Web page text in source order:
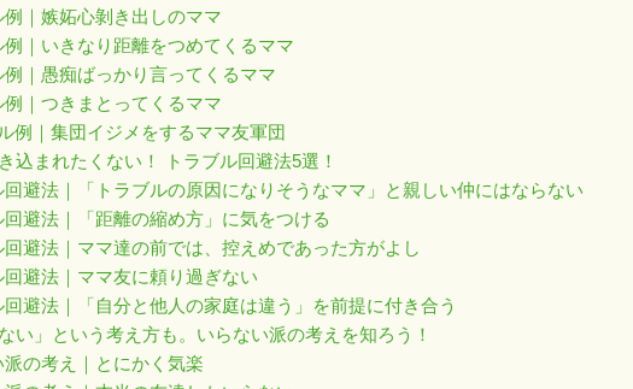
｜嫉妬心剝き出しのママ
｜いきなり距離をつめてくるママ
｜愚痴ばっかり言ってくるママ
｜つきまとってくるママ
例｜集団イジメをするママ友軍団
込まれたくない！ トラブル回避法5選！
避法｜「トラブルの原因になりそうなママ」と親しい仲にはならない
避法｜「距離の縮め方」に気をつける
避法｜ママ達の前では、控えめであった方がよし
避法｜ママ友に頼り過ぎない
避法｜「自分と他人の家庭は違う」を前提に付き合う
い」という考え方も。いらない派の考えを知ろう！
の考え｜とにかく気楽